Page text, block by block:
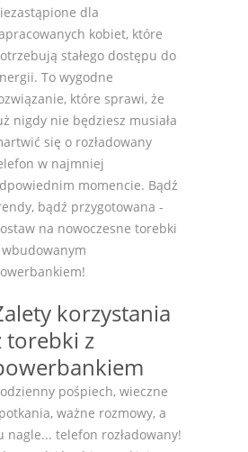
dla
kobiet, które
stałego dostępu do
To wygodne
które sprawi, że
nigdy nie będziesz musiała
się o rozładowany
w najmniej
momencie. Bądź
bądź przygotowana -
na nowoczesne torebki
korzystania
torebki z
pośpiech, wieczne
ważne rozmowy, a
nagle... telefon rozładowany!